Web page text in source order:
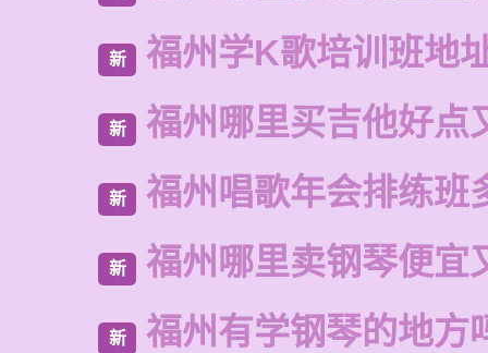
新 福州学K歌培训班地
新 福州哪里买吉他好点
新 福州唱歌年会排练班
新 福州哪里卖钢琴便宜
新 福州有学钢琴的地方